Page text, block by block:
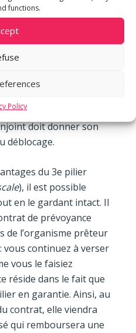
functions.
Policy
concerné. La location
être autorisée
peut plus utiliser le
lié 3a, une
plus, si le titulaire du
doit donner son
déblocage.
du 3e pilier
), il est possible
en le gardant intact. Il
de prévoyance
de l’organisme prêteur
vous continuez à verser
vous le faisiez
réside dans le fait que
en garantie. Ainsi, au
contrat, elle viendra
qui remboursera une